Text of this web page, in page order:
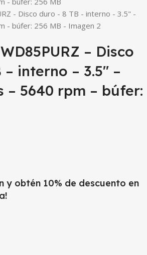
– Disco
interno – 3.5″ –
– 5640 rpm – búfer:
y obtén 10% de descuento en